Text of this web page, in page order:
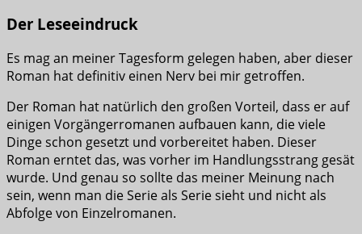
Der Leseeindruck
Es mag an meiner Tagesform gelegen haben, aber dieser
Roman hat definitiv einen Nerv bei mir getroffen.
Der Roman hat natürlich den großen Vorteil, dass er auf
einigen Vorgängerromanen aufbauen kann, die viele
Dinge schon gesetzt und vorbereitet haben. Dieser
Roman erntet das, was vorher im Handlungsstrang gesät
wurde. Und genau so sollte das meiner Meinung nach
sein, wenn man die Serie als Serie sieht und nicht als
Abfolge von Einzelromanen.